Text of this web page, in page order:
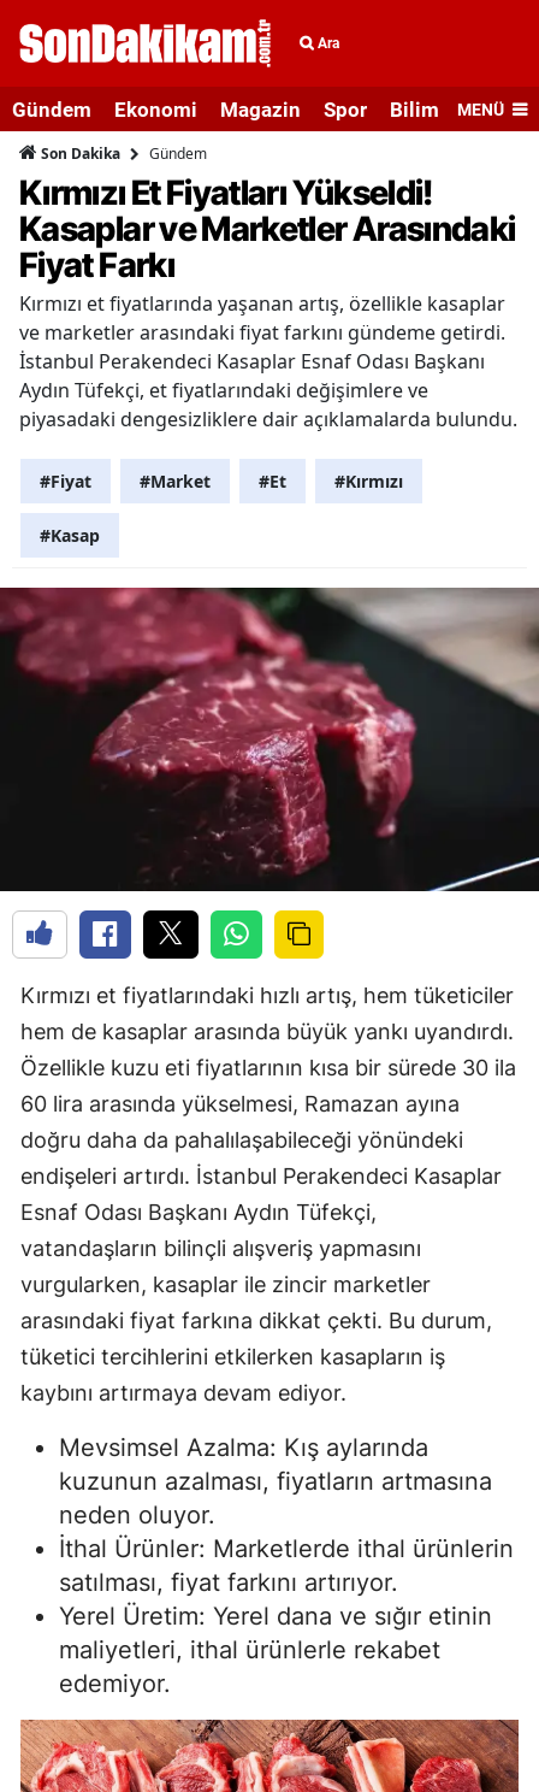
Ara
Gündem Ekonomi Magazin Spor Bilim veMENÜ
Son Dakika Gündem
Kırmızı Et Fiyatları Yükseldi!
Kasaplar ve Marketler Arasındaki
Fiyat Farkı
Kırmızı et fiyatlarında yaşanan artış, özellikle kasaplar
ve marketler arasındaki fiyat farkını gündeme getirdi.
İstanbul Perakendeci Kasaplar Esnaf Odası Başkanı
Aydın Tüfekçi, et fiyatlarındaki değişimlere ve
piyasadaki dengesizliklere dair açıklamalarda bulundu.
#Fiyat #Market #Et #Kırmızı
#Kasap
Kırmızı et fiyatlarındaki hızlı artış, hem tüketiciler
hem de kasaplar arasında büyük yankı uyandırdı.
Özellikle kuzu eti fiyatlarının kısa bir sürede 30 ila
60 lira arasında yükselmesi, Ramazan ayına
doğru daha da pahalılaşabileceği yönündeki
endişeleri artırdı. İstanbul Perakendeci Kasaplar
Esnaf Odası Başkanı Aydın Tüfekçi,
vatandaşların bilinçli alışveriş yapmasını
vurgularken, kasaplar ile zincir marketler
arasındaki fiyat farkına dikkat çekti. Bu durum,
tüketici tercihlerini etkilerken kasapların iş
kaybını artırmaya devam ediyor.
Mevsimsel Azalma: Kış aylarında
kuzunun azalması, fiyatların artmasına
neden oluyor.
İthal Ürünler: Marketlerde ithal ürünlerin
satılması, fiyat farkını artırıyor.
Yerel Üretim: Yerel dana ve sığır etinin
maliyetleri, ithal ürünlerle rekabet
edemiyor.